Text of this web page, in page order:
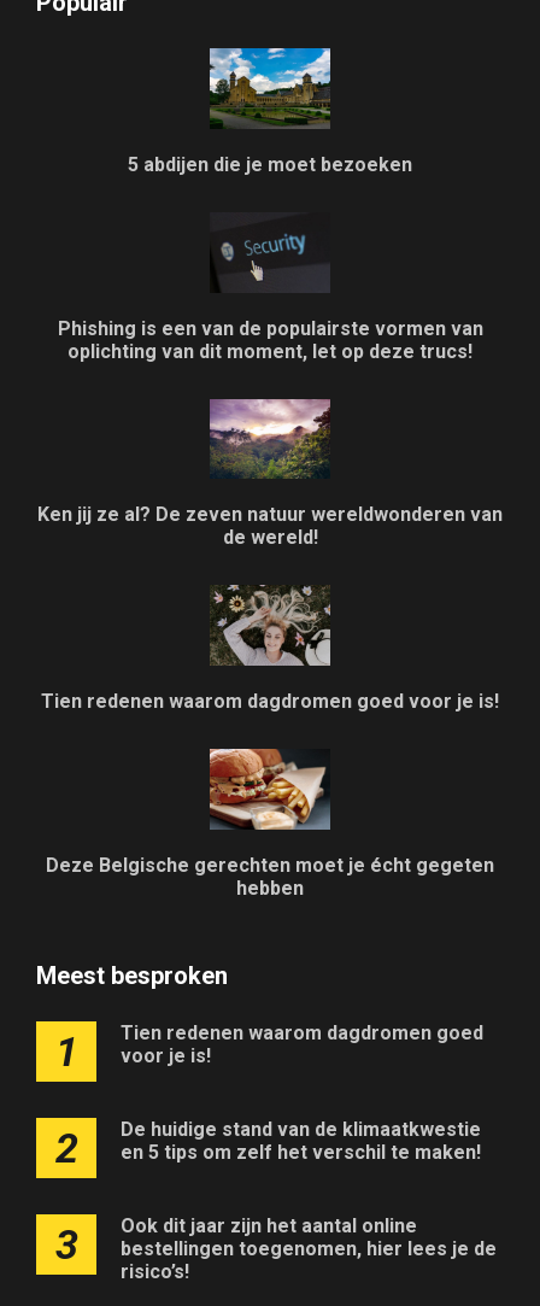
5 abdijen die je moet bezoeken
Phishing is een van de populairste vormen van
oplichting van dit moment, let op deze trucs!
Ken jij ze al? De zeven natuur wereldwonderen van
de wereld!
Tien redenen waarom dagdromen goed voor je is!
Deze Belgische gerechten moet je écht gegeten
hebben
Meest besproken
1
Tien redenen waarom dagdromen goed
voor je is!
2
De huidige stand van de klimaatkwestie
en 5 tips om zelf het verschil te maken!
3
Ook dit jaar zijn het aantal online
bestellingen toegenomen, hier lees je de
risico’s!